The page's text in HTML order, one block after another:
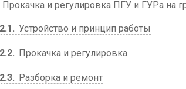
Прокачка и регулировка ПГУ и ГУРа на
Устройство и принцип работы
Прокачка и регулировка
Разборка и ремонт